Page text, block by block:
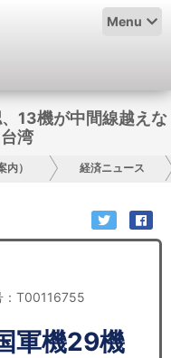
Menu
13機が中間線越えな
湾
） 経済ニュース
：T00116755
軍機29機